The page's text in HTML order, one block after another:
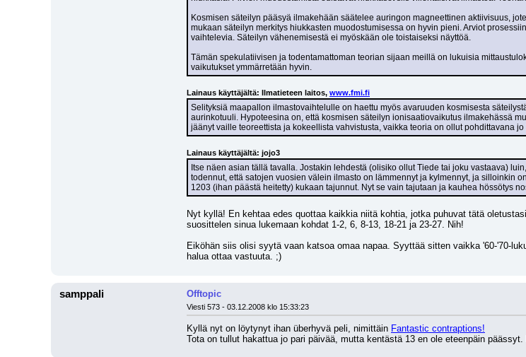
Kosmisen säteilyn pääsyä ilmakehään säätelee auringon magneettinen aktiivisuus,
mukaan säteilyn merkitys hiukkasten muodostumisessa on hyvin pieni. Arviot
vaihtelevia. Säteilyn vähenemisestä ei myöskään ole toistaiseksi näyttöä.
Tämän spekulatiivisen ja todentamattoman teorian sijaan meillä on lukuisia
vaikutukset ymmärretään hyvin.
Lainaus käyttäjältä: Ilmatieteen laitos, www.fmi.fi
Selityksiä maapallon ilmastovaihtelulle on haettu myös avaruuden kosmisesta
aurinkotuuli. Hypoteesina on, että kosmisen säteilyn ionisaatiovaikutus ilmakehässä
jäänyt vaille teoreettista ja kokeellista vahvistusta, vaikka teoria on ollut pohdittavana
Lainaus käyttäjältä: jojo3
Itse näen asian tällä tavalla. Jostakin lehdestä (olisiko ollut Tiede tai joku vastaava)
todennut, että satojen vuosien välein ilmasto on lämmennyt ja kylmennyt, ja silloinkin
1203 (ihan päästä heitetty) kukaan tajunnut. Nyt se vain tajutaan ja kauhea hössötys
Nyt kyllä! En kehtaa edes quottaa kaikkia niitä kohtia, jotka puhuvat tätä
suosittelen sinua lukemaan kohdat 1-2, 6, 8-13, 18-21 ja 23-27. Nih!
Eiköhän siis olisi syytä vaan katsoa omaa napaa. Syyttää sitten vaikka '60-'70-
halua ottaa vastuuta. ;)
samppali Offtopic
Viesti 573 - 03.12.2008 klo 15:33:23
Kyllä nyt on löytynyt ihan überhyvä peli, nimittäin Fantastic contraptions!
Tota on tullut hakattua jo pari päivää, mutta kentästä 13 en ole eteenpäin